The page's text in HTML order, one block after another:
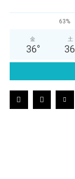
63%
金
36°
土
36